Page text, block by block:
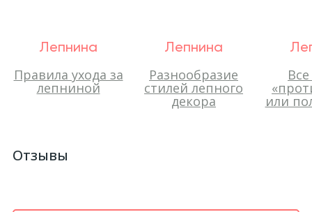
Лепнина
Правила ухода за
лепниной
Лепнина
Разнообразие
стилей лепного
декора или
Отзывы